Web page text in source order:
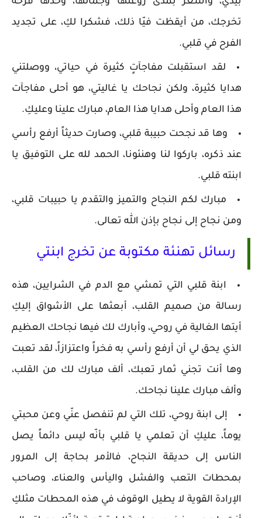
تخرجك، من أيقظت فيّا ذلك، فشكرا لكِ، على تجديد
الفرح في قلبي.
لقد استقبلت مفاجآتٍ كثيرة في حياتي، ووصلتني
هدايا كثيرة، ولكن نجاحك يا غاليتي، هو أحلى مفاجآت
هذا العام وأحلى هدايا هذا العام، مبارك علينا وعليكِ.
وها قد نجحت حبيبة قلبي، وصارت حديثاً أرفع رأسي
عند ذكره، باركوا لنا وهنئونا، الحمد لله على التوفيق يا
ابنته قلبي.
مبارك لكم النجاح والتميز والتقدم يا حبيبات قلبي،
ومن نجاح إلى نجاح بإذن الله تعالى.
رسائل تهنئة مكتوبة عن تخرج ابنتي
ابنة قلبي التي تمشي مع الدم في الشرايين، هذه
رسالة من صميم القلب، أبعثها على الأشواق إليكِ
أيتها الغالية في روحي، وأبارك لك فيها نجاحك العظيم
الذي يحق لي أن أرفع رأسي به فخراً واعتزازاً، لقد تعبت
وها أنت تجني ثمار تعبك، ألف مبارك لك من القلب،
وألف مبارك علينا نجاحك.
إلى ابنة روحي، تلك التي لم تنفصل عنّي وعن محبتي
يوماً، عليكِ أن تعلمي يا قلبي بأنّه ليس دائماً يصل
الناس إلى حديقة النجاح، فالأمر بحاجة إلى المرور
بمحطات التعب والفشل واليأس والعناء، وصاحب
الإرادة القوية لا يطيل الوقوف في هذه المحطات مثلكِ